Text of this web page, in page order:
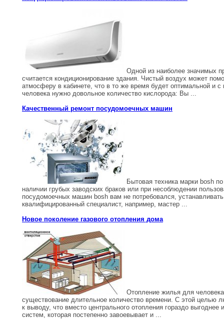
Одной из наиболее значимых
считается кондиционирование здания. Чистый воздух может
атмосферу в кабинете, что в то же время будет оптимальной и
человека нужно довольное количество кислорода: Вы ...
Качественный ремонт посудомоечных машин
Бытовая техника марки bosh
наличии грубых заводских браков или при несоблюдении
посудомоечных машин bosh вам не потребовался,
квалифицированный специалист, например, мастер ...
Новое поколение газового отопления дома
Отопление жилья для
существование длительное количество времени. С этой целью
к выводу, что вместо центрального отопления гораздо
систем, которая постепенно завоевывает и ...